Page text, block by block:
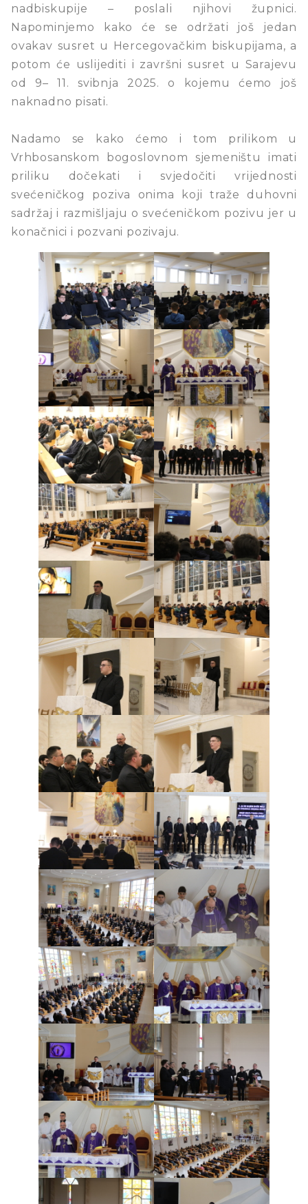
nadbiskupije – poslali njihovi župnici.
Napominjemo kako će se održati još jedan
ovakav susret u Hercegovačkim biskupijama, a
potom će uslijediti i završni susret u Sarajevu
od 9– 11. svibnja 2025. o kojemu ćemo još
naknadno pisati.
Nadamo se kako ćemo i tom prilikom u
Vrhbosanskom bogoslovnom sjemeništu imati
priliku dočekati i svjedočiti vrijednosti
svećeničkog poziva onima koji traže duhovni
sadržaj i razmišljaju o svećeničkom pozivu jer u
konačnici i pozvani pozivaju.